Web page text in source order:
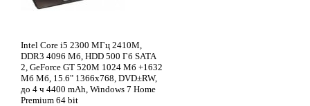
Intel Core i5 2300 МГц 2410M,
DDR3 4096 Мб, HDD 500 Гб SATA
2, GeForce GT 520M 1024 Мб +1632
Мб Мб, 15.6" 1366x768, DVD±RW,
до 4 ч 4400 mAh, Windows 7 Home
Premium 64 bit